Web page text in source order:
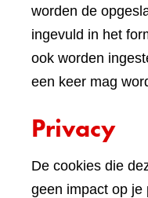
worden de
ingevuld in het
ook worden
een keer mag
Privacy
De cookies die
geen impact op je